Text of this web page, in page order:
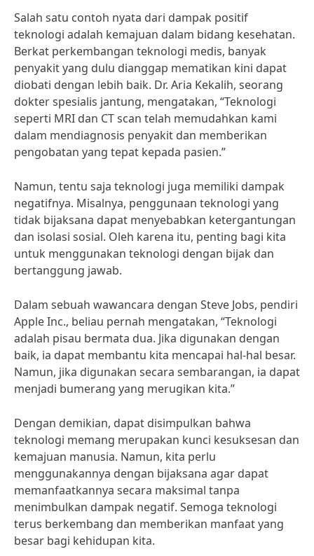
Salah satu contoh nyata dari dampak positif
teknologi adalah kemajuan dalam bidang kesehatan.
Berkat perkembangan teknologi medis, banyak
penyakit yang dulu dianggap mematikan kini dapat
diobati dengan lebih baik. Dr. Aria Kekalih, seorang
dokter spesialis jantung, mengatakan, “Teknologi
seperti MRI dan CT scan telah memudahkan kami
dalam mendiagnosis penyakit dan memberikan
pengobatan yang tepat kepada pasien.”
Namun, tentu saja teknologi juga memiliki dampak
negatifnya. Misalnya, penggunaan teknologi yang
tidak bijaksana dapat menyebabkan ketergantungan
dan isolasi sosial. Oleh karena itu, penting bagi kita
untuk menggunakan teknologi dengan bijak dan
bertanggung jawab.
Dalam sebuah wawancara dengan Steve Jobs, pendiri
Apple Inc., beliau pernah mengatakan, “Teknologi
adalah pisau bermata dua. Jika digunakan dengan
baik, ia dapat membantu kita mencapai hal-hal besar.
Namun, jika digunakan secara sembarangan, ia dapat
menjadi bumerang yang merugikan kita.”
Dengan demikian, dapat disimpulkan bahwa
teknologi memang merupakan kunci kesuksesan dan
kemajuan manusia. Namun, kita perlu
menggunakannya dengan bijaksana agar dapat
memanfaatkannya secara maksimal tanpa
menimbulkan dampak negatif. Semoga teknologi
terus berkembang dan memberikan manfaat yang
besar bagi kehidupan kita.